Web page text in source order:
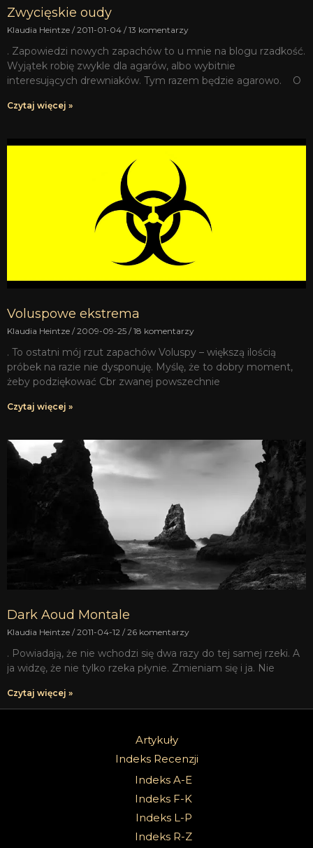
Zwycięskie oudy
Klaudia Heintze 2011-01-04 13 komentarzy
. Zapowiedzi nowych zapachów to u mnie na blogu rzadkość.
Wyjątek robię zwykle dla agarów, albo wybitnie
interesujących drewniaków. Tym razem będzie agarowo. O
Czytaj więcej »
Voluspowe ekstrema
Klaudia Heintze 2009-09-25 18 komentarzy
. To ostatni mój rzut zapachów Voluspy – większą ilością
próbek na razie nie dysponuję. Myślę, że to dobry moment,
żeby podziękować Cbr zwanej powszechnie
Czytaj więcej »
Dark Aoud Montale
Klaudia Heintze 2011-04-12 26 komentarzy
. Powiadają, że nie wchodzi się dwa razy do tej samej rzeki. A
ja widzę, że nie tylko rzeka płynie. Zmieniam się i ja. Nie
Czytaj więcej »
Artykuły
Indeks Recenzji
Indeks A-E
Indeks F-K
Indeks L-P
Indeks R-Z